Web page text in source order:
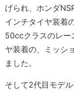
げられ、ホンダ
インチタイヤ装着
50ccクラスのレー
ヤ装着の、ミッシ
ました。
そして2代目モデ